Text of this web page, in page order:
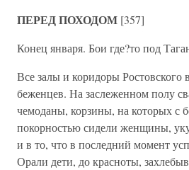
ПЕРЕД ПОХОДОМ [357]
Конец января. Бои где?то под
Все залы и коридоры Ростовского
беженцев. На заслеженном полу
чемоданы, корзины, на которых с
покорностью сидели женщины,
и в то, что в последний момент
Орали дети, до красноты,